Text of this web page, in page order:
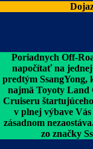
Poriadnych Off-
napočítať na
predtým
najmä Toyoty Land
Cruiseru
v plnej výbave
zásadnom
zo značky